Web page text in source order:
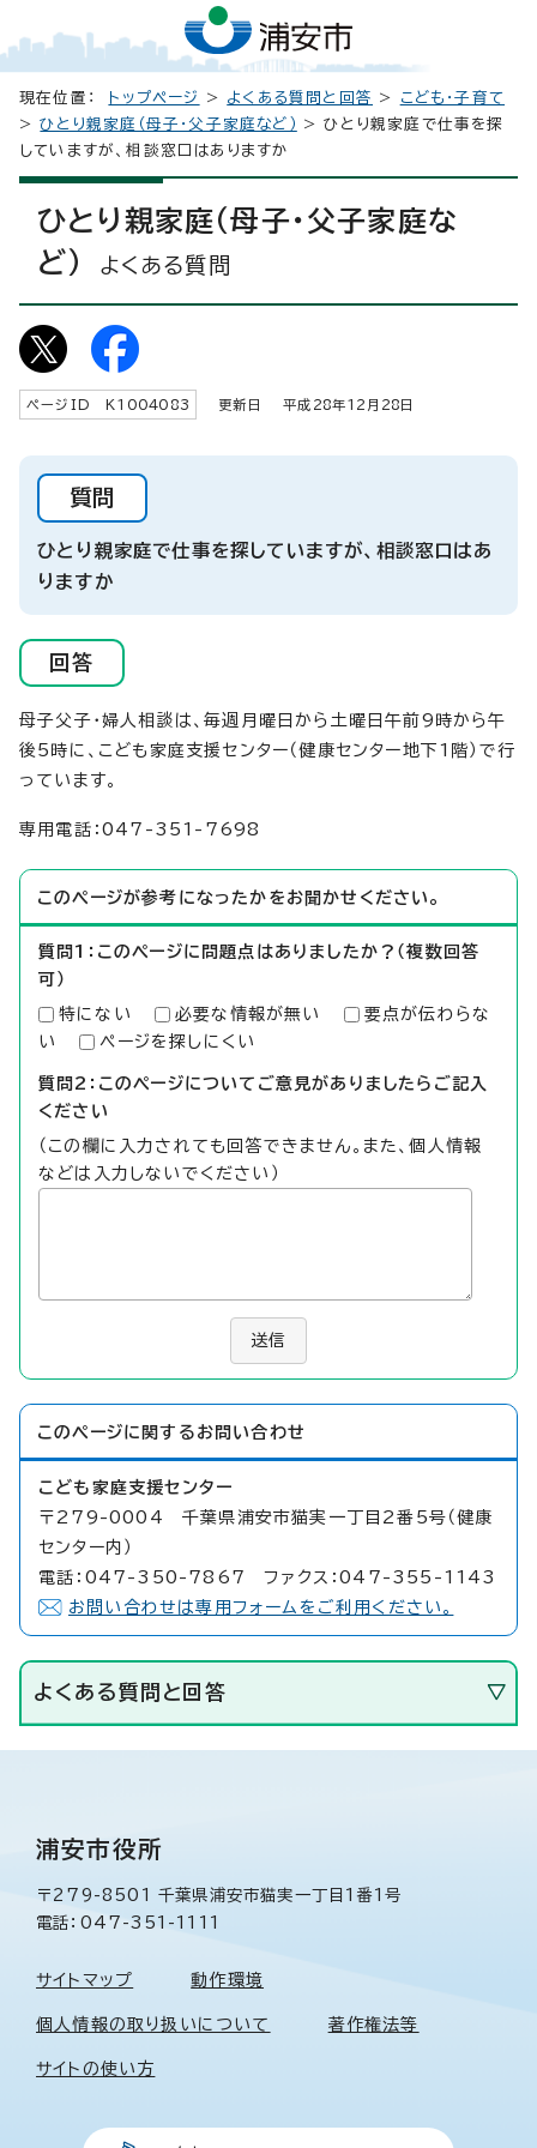
現在位置： トップページ > よくある質問と回答 >
こども・子育て
>ひとり親家庭（母子・父子家庭など）
> ひとり親家庭で仕事を探
していますが、相談窓口はありますか
ひとり親家庭（母子・父子家庭な
ど）
よくある質問
ページID K 1004083 更新日 平成 28年12 月 28 日
質問
ひとり親家庭で仕事を探していますが、相談窓口はあ
りますか
回答
母子父子・婦人相談は、毎週月曜日から土曜日午前9時から午
後5時に、こども家庭支援センター（健康センター地下1階）で行
っています。
専用電話：047-351-7698
このページが参考になったかをお聞かせください。
質問1：このページに問題点はありましたか？（複数回答
可）
特にない 必要な情報が無い
要点が伝わらな
い
ページを探しにくい
質問2：このページについてご意見がありましたらご記入
ください
（この欄に入力されても回答できません。また、個人情報
などは入力しないでください）
送信
このページに関する お問い合わせ
こども家庭支援センター
〒279-0004 千葉県浦安市猫実一丁目2番5号（健康
センター内）
電話：047-350-7867 ファクス：047-355-1143
お問い合わせは専用フォームをご利用ください。
よくある質問と回答
浦安市役所
〒279-8501 千葉県浦安市猫実一丁目1番1号
電話：047-351-1111
サイトマップ 動作環境
個人情報の取り扱いについて 著作権法等
サイトの使い方